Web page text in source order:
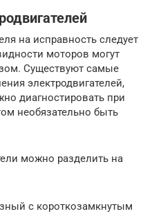
на исправность следует
моторов могут
Существуют самые
электродвигателей,
диагностировать при
необязательно быть
можно разделить на
с короткозамкнутым